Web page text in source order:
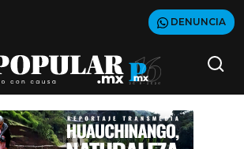
DENUNCIA